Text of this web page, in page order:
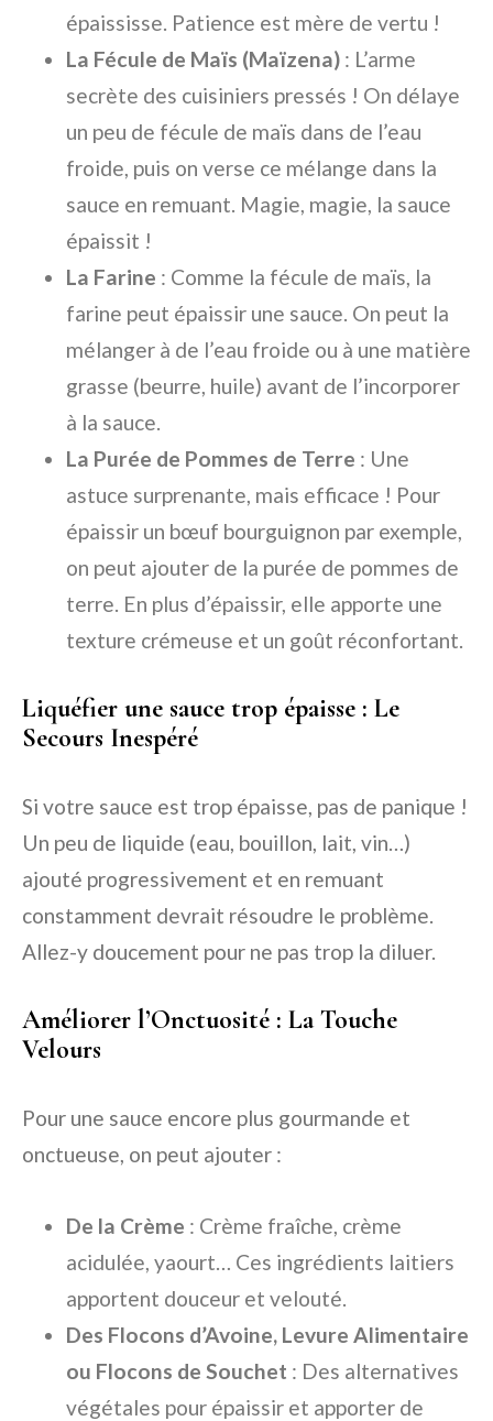
épaississe. Patience est mère de vertu !
La Fécule de Maïs (Maïzena) : L’arme
secrète des cuisiniers pressés ! On délaye
un peu de fécule de maïs dans de l’eau
froide, puis on verse ce mélange dans la
sauce en remuant. Magie, magie, la sauce
épaissit !
La Farine : Comme la fécule de maïs, la
farine peut épaissir une sauce. On peut la
mélanger à de l’eau froide ou à une matière
grasse (beurre, huile) avant de l’incorporer
à la sauce.
La Purée de Pommes de Terre : Une
astuce surprenante, mais efficace ! Pour
épaissir un bœuf bourguignon par exemple,
on peut ajouter de la purée de pommes de
terre. En plus d’épaissir, elle apporte une
texture crémeuse et un goût réconfortant.
Liquéfier une sauce trop épaisse : Le
Secours Inespéré
Si votre sauce est trop épaisse, pas de panique !
Un peu de liquide (eau, bouillon, lait, vin…)
ajouté progressivement et en remuant
constamment devrait résoudre le problème.
Allez-y doucement pour ne pas trop la diluer.
Améliorer l’Onctuosité : La Touche
Velours
Pour une sauce encore plus gourmande et
onctueuse, on peut ajouter :
De la Crème : Crème fraîche, crème
acidulée, yaourt… Ces ingrédients laitiers
apportent douceur et velouté.
Des Flocons d’Avoine, Levure Alimentaire
ou Flocons de Souchet : Des alternatives
végétales pour épaissir et apporter de